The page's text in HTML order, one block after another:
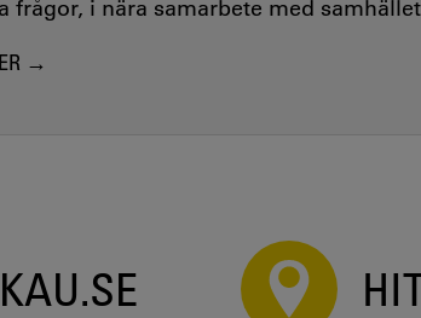
i nära samarbete med